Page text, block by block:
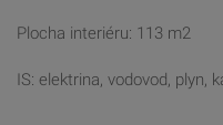
Plocha interiéru: 113 m2
IS: elektrina, vodovod, plyn,